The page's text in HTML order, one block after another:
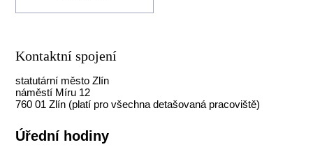
Kontaktní spojení
statutární město Zlín
náměstí Míru 12
760 01 Zlín (platí pro všechna detašovaná pracoviště)
Úřední hodiny